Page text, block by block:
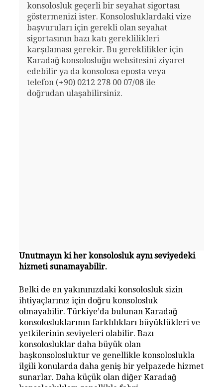
konsolosluk geçerli bir seyahat sigortası
göstermenizi ister. Konsolosluklardaki vize
başvuruları için gerekli olan seyahat
sigortasının bazı katı gereklilikleri
karşılaması gerekir. Bu gereklilikler için
Karadağ konsolosluğu websitesini ziyaret
edebilir ya da konsolosa eposta veya
telefon (+90) 0212 278 00 07/08 ile
doğrudan ulaşabilirsiniz.
Unutmayın ki her konsolosluk aynı seviyedeki
hizmeti sunamayabilir.
Belki de en yakınınızdaki konsolosluk sizin
ihtiyaçlarınız için doğru konsolosluk
olmayabilir. Türkiye’da bulunan Karadağ
konsolosluklarının farklılıkları büyüklükleri ve
yetkilerinin seviyeleri olabilir. Bazı
konsolosluklar daha büyük olan
başkonsolosluktur ve genellikle konsoloslukla
ilgili konularda daha geniş bir yelpazede hizmet
sunarlar. Daha küçük olan diğer Karadağ